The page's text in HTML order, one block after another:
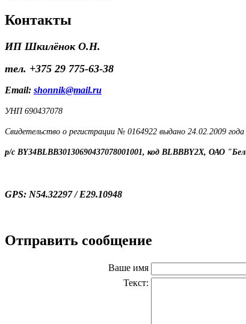
Контакты
ИП Шкилёнок О.Н.
тел. +375 29 775-63-38
Email: shonnik@mail.ru
УНП 690437078
Свидетельство о регистрации № 0164922 выдано 24.02.2009
р/с BY34BLBB30130690437078001001, код BLBBBY2X, ОАО
GPS: N54.32297 / E29.10948
Отправить сообщение
Ваше имя
Текст: